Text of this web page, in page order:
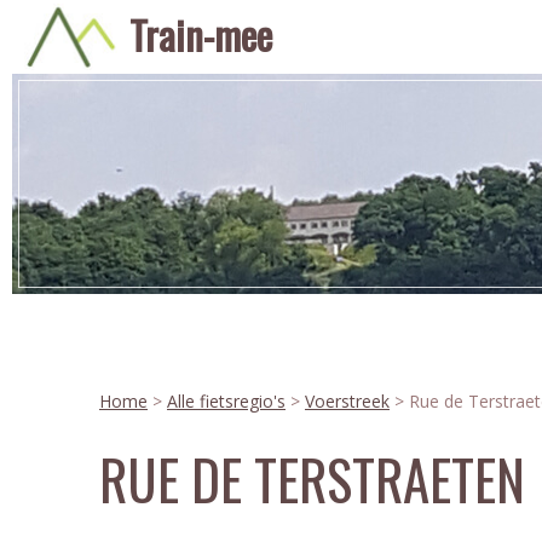
Train-mee
Home > Alle fietsregio's > Voerstreek > Rue de
RUE DE TERSTRAETEN